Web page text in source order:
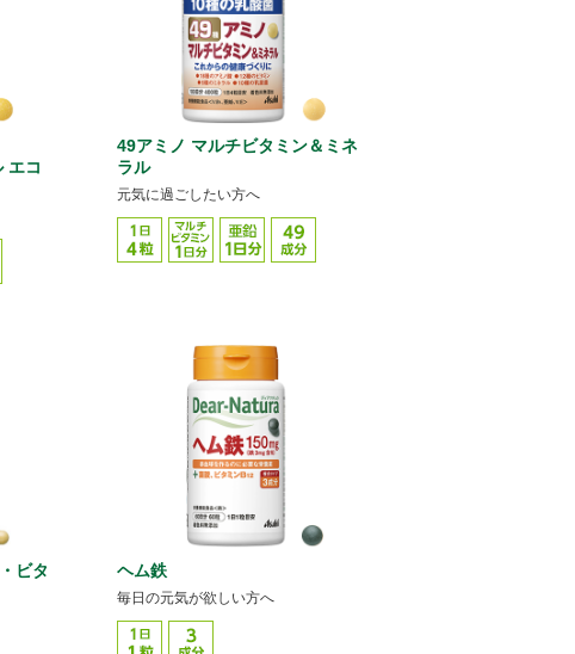
エコ
49アミノ マルチビタミン＆ミネ
ラル
元気に過ごしたい方へ
ビタ
ヘム鉄
毎日の元気が欲しい方へ